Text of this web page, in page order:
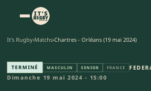
It's Rugby›Matchs›Chartres - Orléans (19 mai 2024)
Chartres - Rugby
TERMINÉ MASCULIN SENIOR FRANCE
Dimanche 19 mai 2024 - 15:00